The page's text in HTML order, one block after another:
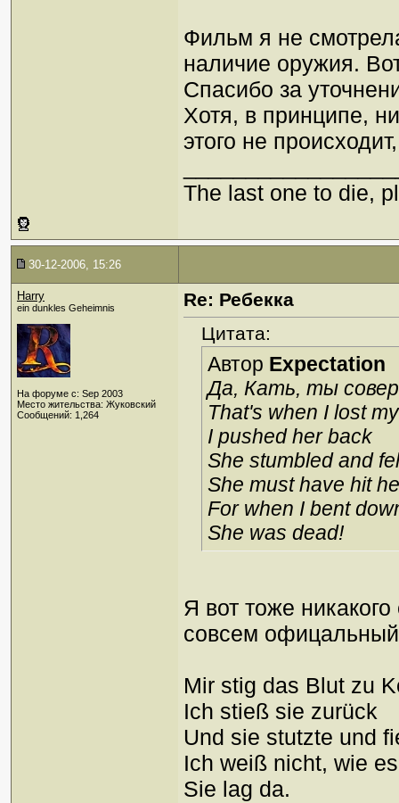
Фильм я не
наличие оружия.
Спасибо за
Хотя, в принципе,
этого не
The last one to die,
30-12-2006, 15:26
Harry
ein dunkles Geheimnis
На форуме с: Sep 2003
Место жительства: Жуковский
Сообщений: 1,264
Re: Ребекка
Цитата:
Автор Expectation
Да, Кать, ты
That's when I lost
I pushed her back
She stumbled and
She must have hit
For when I bent
She was dead!
Я вот тоже
совсем офицальный
Mir stig das Blut zu
Ich stieß sie zurück
Und sie stutzte und
Ich weiß nicht, wie
Sie lag da.